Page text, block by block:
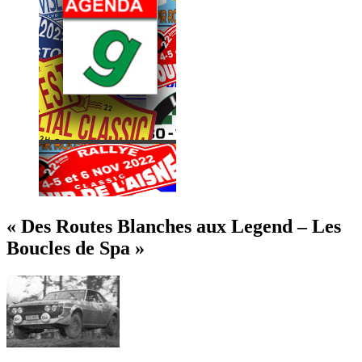
« Des Routes Blanches aux Legend – Les
Boucles de Spa »